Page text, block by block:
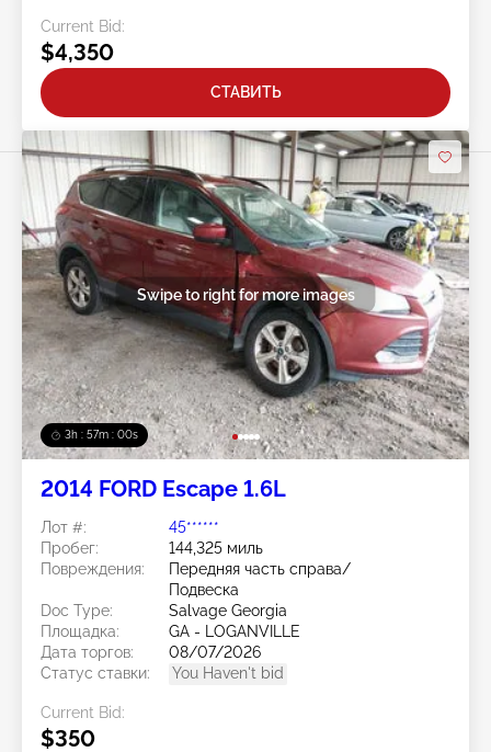
Current Bid:
$4,350
СТАВИТЬ
3h : 56m : 57s
Swipe to right for more images
2014 FORD Escape 1.6L
Лот #:
45******
Пробег:
144,325 миль
Повреждения:
Передняя часть справа/
Подвеска
Doc Type:
Salvage Georgia
Площадка:
GA - LOGANVILLE
Дата торгов:
08/07/2026
Статус ставки:
You Haven't bid
Current Bid:
$350